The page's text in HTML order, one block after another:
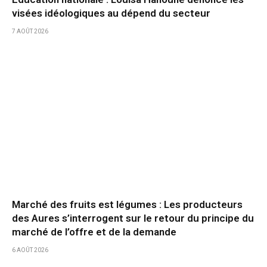
visées idéologiques au dépend du secteur
7 AOÛT 2026
Marché des fruits est légumes : Les producteurs
des Aures s’interrogent sur le retour du principe du
marché de l’offre et de la demande
6 AOÛT 2026